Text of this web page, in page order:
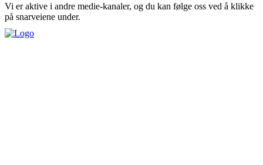
Vi er aktive i andre medie-kanaler, og du kan følge oss ved å klikke
på snarveiene under.